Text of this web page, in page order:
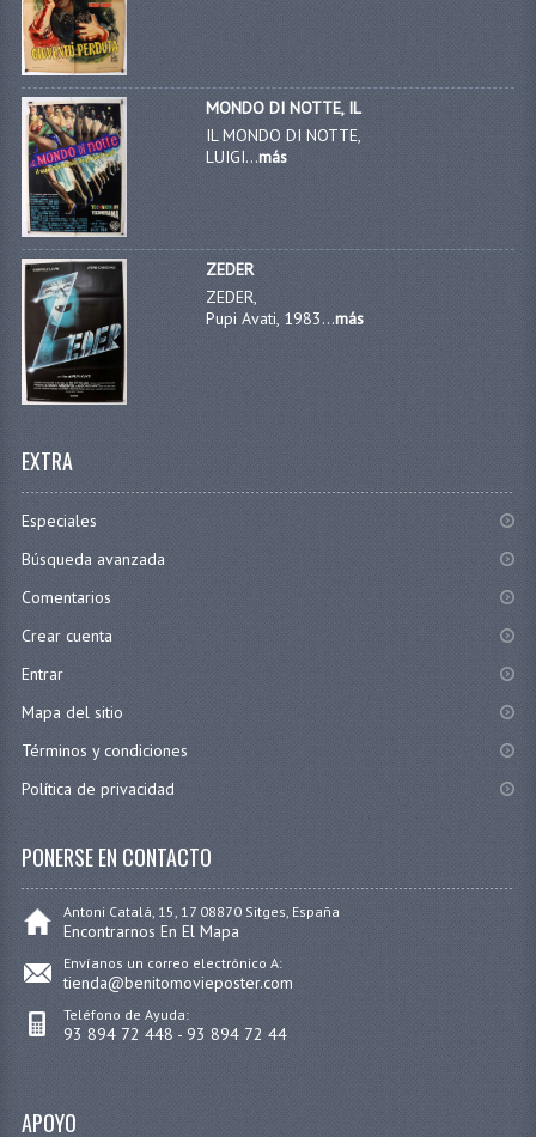
MONDO DI NOTTE, IL
IL MONDO DI NOTTE,
LUIGI...más
ZEDER
ZEDER,
Pupi Avati, 1983...más
EXTRA
Especiales
Búsqueda avanzada
Comentarios
Crear cuenta
Entrar
Mapa del sitio
Términos y condiciones
Política de privacidad
PONERSE EN CONTACTO
Antoni Catalá, 15, 17 08870 Sitges, España
Encontrarnos En El Mapa
Envíanos un correo electrónico A:
tienda@benitomovieposter.com
Teléfono de Ayuda:
93 894 72 448 - 93 894 72 44
APOYO